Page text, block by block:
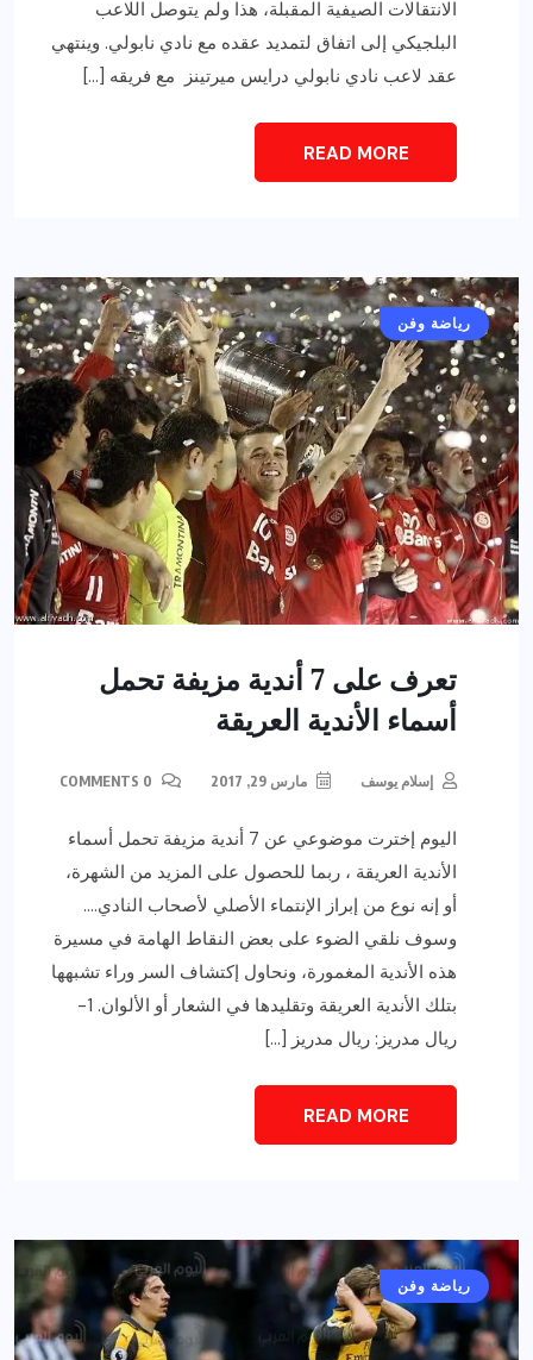
الانتقالات الصيفية المقبلة، هذا ولم يتوصل اللاعب
البلجيكي إلى اتفاق لتمديد عقده مع نادي نابولي. وينتهي
عقد لاعب نادي نابولي درايس ميرتينز مع فريقه […]
READ MORE
رياضة وفن
تعرف على 7 أندية مزيفة تحمل
أسماء الأندية العريقة
إسلام يوسف مارس 29, 2017
اليوم إخترت موضوعي عن 7 أندية مزيفة تحمل أسماء
الأندية العريقة ، ربما للحصول على المزيد من الشهرة،
أو إنه نوع من إبراز الإنتماء الأصلي لأصحاب النادي….
وسوف نلقي الضوء على بعض النقاط الهامة في مسيرة
هذه الأندية المغمورة، ونحاول إكتشاف السر وراء تشبهها
بتلك الأندية العريقة وتقليدها في الشعار أو الألوان. 1-
ريال مدريز: ريال مدريز […]
READ MORE
رياضة وفن